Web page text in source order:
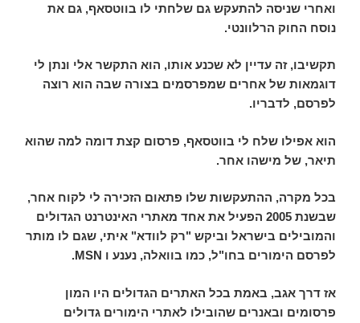
ואחרי שניסה להתעקש גם שלחתי לו בווטסאף, גם את
נוסח החוק הרלוונטי.
תקשיבו, זה עדיין לא שכנע אותו, הוא התקשר אלי ונתן לי
דוגמאות של אחרים שמפרסמים בצורה שבה הוא רוצה
לפרסם, לדבריו.
הוא אפילו שלח לי בווטסאף, פרסום קצת דומה למה שהוא
תיאר, של מישהו אחר.
בכל מקרה, ההתעקשות שלו פתאום הזכירה לי לקוח אחר,
שבשנת 2005 הפעיל את אחד מאתרי האינטרנט הגדולים
והמובילים בישראל וביקש "רק לוודא" איתי, שגם לו מותר
לפרסם הימורים בחו"ל, כמו בוואלה, נענע ו MSN
.
אז דרך אגב, באמת בכל האתרים הגדולים היו המון
פרסומים ובאנרים שהובילו לאתרי הימורים גדולים